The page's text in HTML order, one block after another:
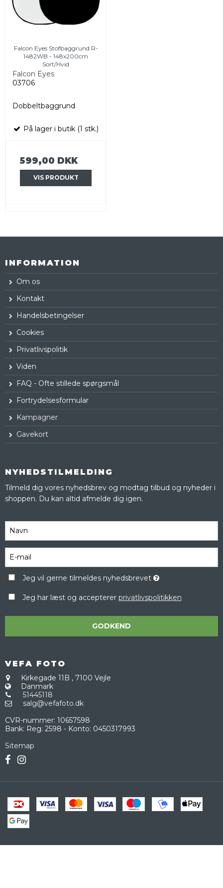
Falcon Eyes Stofbaggrund R-
1482WB - 148x200cm
Sort/Hvid
Falcon Eyes
03706
Dobbeltbaggrund
På lager i butik (1 stk.)
599,00 DKK
VIS PRODUKT
INFORMATION
Om os
Kontakt
Handelsbetingelser
Cookies
Privatlivspolitik
Viden
FAQ - Ofte stillede spørgsmål
Fortrydelsesformular
Kampagner
Gavekort
NYHEDSTILMELDING
Tilmeld dig vores nyhedsbrev og modtag tilbud og nyheder i
shoppen. Du kan altid afmelde dig igen.
Jeg vil gerne tilmeldes nyhedsbrevet
Jeg har læst og accepterer privatlivspolitikken
GODKEND
VEFA FOTO
Kirkegade 11B , 7100 Vejle
Danmark
51445118
salg@vefafoto.dk
CVR-nummer: 10657598
Bank: Reg: 2598 - Konto: 0450317993
Sitemap